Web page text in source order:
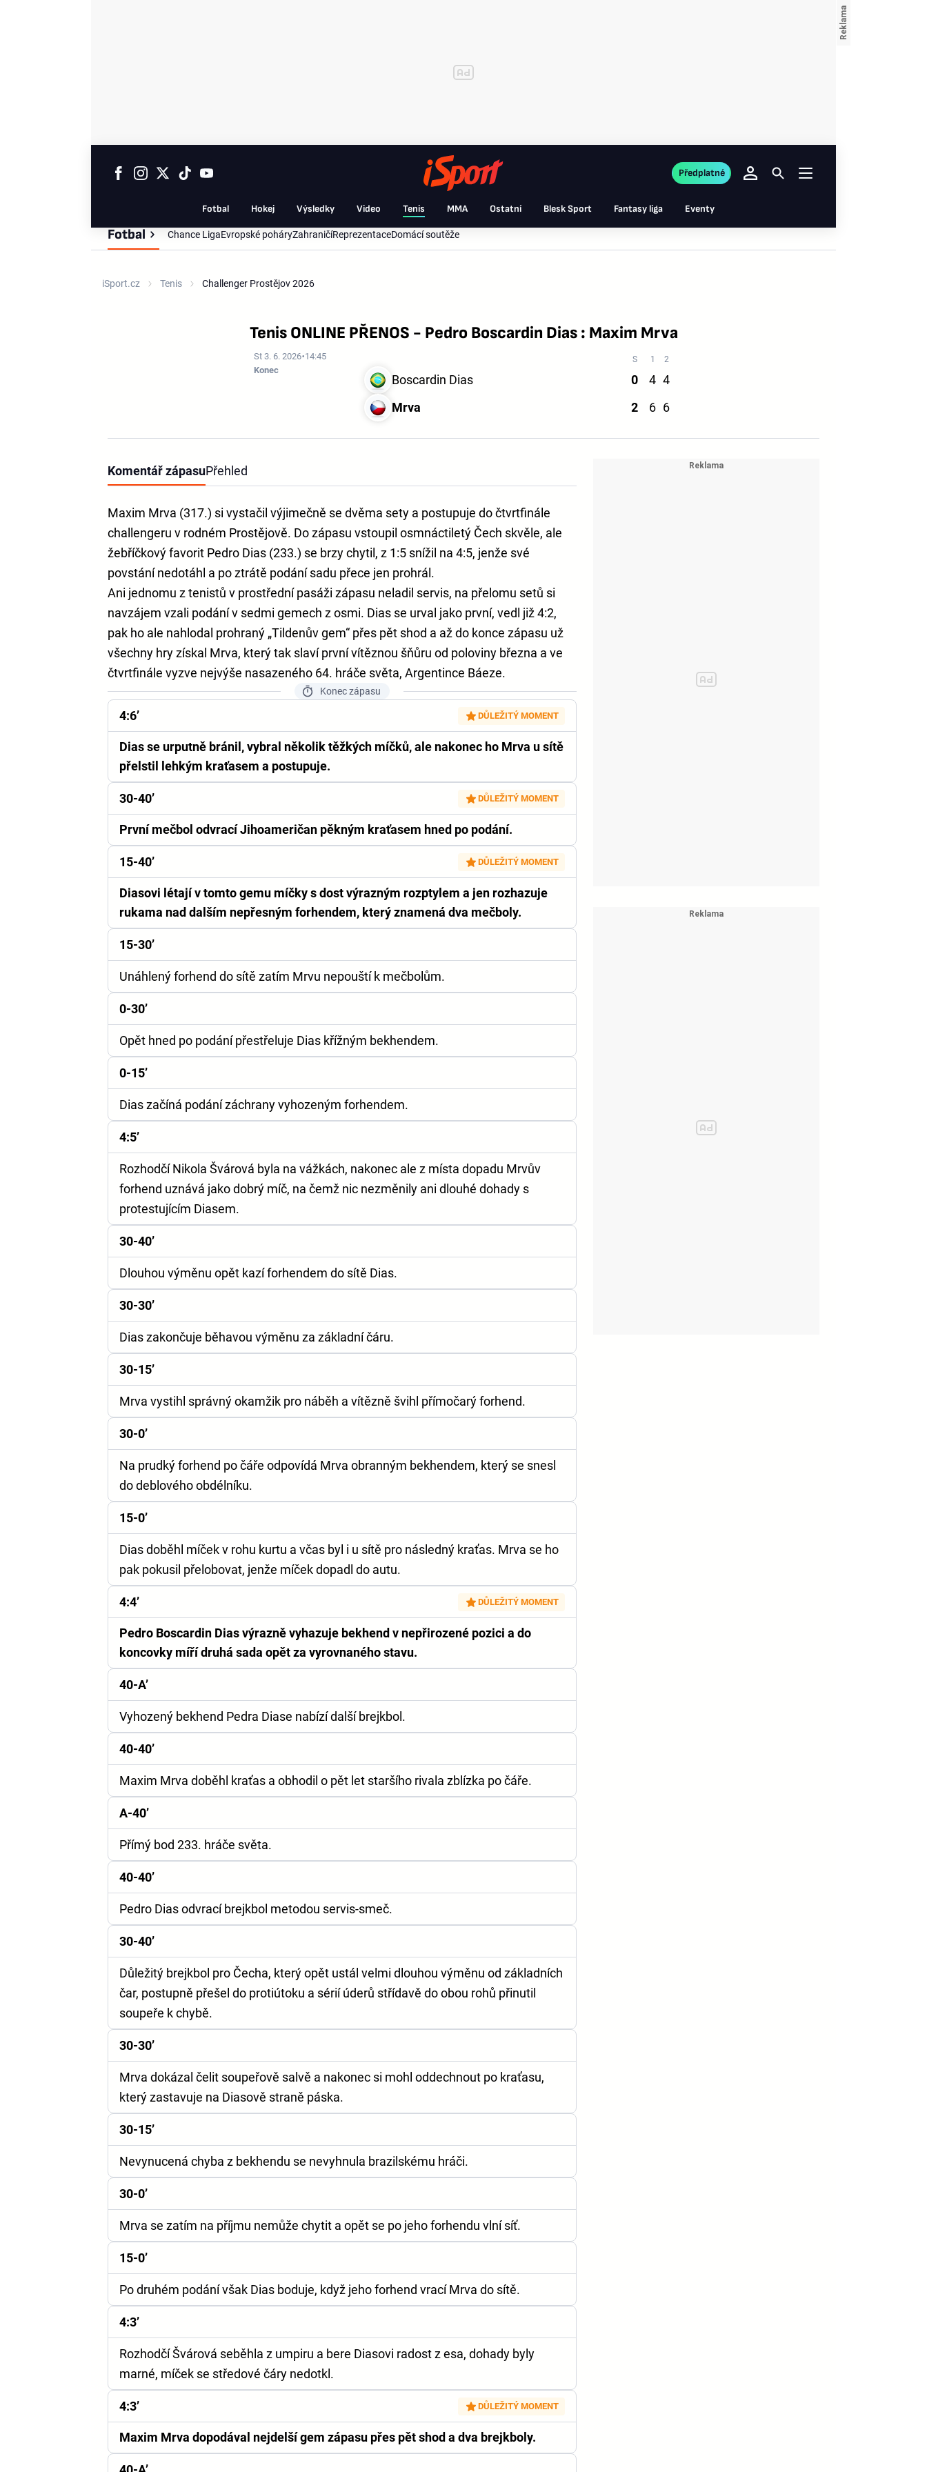
Fotbal Hokej Výsledky Video Tenis MMA Ostatní Blesk Sport Fantasy liga Eventy
Předplatné
Fotbal Chance LigaEvropské poháryZahraničíReprezentaceDomácí soutěže
iSport.cz Tenis Challenger Prostějov 2026
Tenis ONLINE PŘENOS - Pedro Boscardin Dias : Maxim Mrva
St 3. 6. 2026 14:45
Konec
Boscardin Dias 0 4 4
Mrva
2 6 6
Komentář zápasuPřehled
Maxim Mrva (317.) si vystačil výjimečně se dvěma sety a postupuje do čtvrtfinále
challengeru v rodném Prostějově. Do zápasu vstoupil osmnáctiletý Čech skvěle, ale
žebříčkový favorit Pedro Dias (233.) se brzy chytil, z 1:5 snížil na 4:5, jenže své
povstání nedotáhl a po ztrátě podání sadu přece jen prohrál.
Ani jednomu z tenistů v prostřední pasáži zápasu neladil servis, na přelomu setů si
navzájem vzali podání v sedmi gemech z osmi. Dias se urval jako první, vedl již 4:2,
pak ho ale nahlodal prohraný „Tildenův gem“ přes pět shod a až do konce zápasu už
všechny hry získal Mrva, který tak slaví první vítěznou šňůru od poloviny března a ve
čtvrtfinále vyzve nejvýše nasazeného 64. hráče světa, Argentince Báeze.
Konec zápasu
4:6’ DŮLEŽITÝ MOMENT
Dias se urputně bránil, vybral několik těžkých míčků, ale nakonec ho Mrva u sítě
přelstil lehkým kraťasem a postupuje.
30-40’ DŮLEŽITÝ MOMENT
První mečbol odvrací Jihoameričan pěkným kraťasem hned po podání.
15-40’ DŮLEŽITÝ MOMENT
Diasovi létají v tomto gemu míčky s dost výrazným rozptylem a jen rozhazuje
rukama nad dalším nepřesným forhendem, který znamená dva mečboly.
15-30’
Unáhlený forhend do sítě zatím Mrvu nepouští k mečbolům.
0-30’
Opět hned po podání přestřeluje Dias křížným bekhendem.
0-15’
Dias začíná podání záchrany vyhozeným forhendem.
4:5’
Rozhodčí Nikola Švárová byla na vážkách, nakonec ale z místa dopadu Mrvův
forhend uznává jako dobrý míč, na čemž nic nezměnily ani dlouhé dohady s
protestujícím Diasem.
30-40’
Dlouhou výměnu opět kazí forhendem do sítě Dias.
30-30’
Dias zakončuje běhavou výměnu za základní čáru.
30-15’
Mrva vystihl správný okamžik pro náběh a vítězně švihl přímočarý forhend.
30-0’
Na prudký forhend po čáře odpovídá Mrva obranným bekhendem, který se snesl
do deblového obdélníku.
15-0’
Dias doběhl míček v rohu kurtu a včas byl i u sítě pro následný kraťas. Mrva se ho
pak pokusil přelobovat, jenže míček dopadl do autu.
4:4’ DŮLEŽITÝ MOMENT
Pedro Boscardin Dias výrazně vyhazuje bekhend v nepřirozené pozici a do
koncovky míří druhá sada opět za vyrovnaného stavu.
40-A’
Vyhozený bekhend Pedra Diase nabízí další brejkbol.
40-40’
Maxim Mrva doběhl kraťas a obhodil o pět let staršího rivala zblízka po čáře.
A-40’
Přímý bod 233. hráče světa.
40-40’
Pedro Dias odvrací brejkbol metodou servis-smeč.
30-40’
Důležitý brejkbol pro Čecha, který opět ustál velmi dlouhou výměnu od základních
čar, postupně přešel do protiútoku a sérií úderů střídavě do obou rohů přinutil
soupeře k chybě.
30-30’
Mrva dokázal čelit soupeřově salvě a nakonec si mohl oddechnout po kraťasu,
který zastavuje na Diasově straně páska.
30-15’
Nevynucená chyba z bekhendu se nevyhnula brazilskému hráči.
30-0’
Mrva se zatím na příjmu nemůže chytit a opět se po jeho forhendu vlní síť.
15-0’
Po druhém podání však Dias boduje, když jeho forhend vrací Mrva do sítě.
4:3’
Rozhodčí Švárová seběhla z umpiru a bere Diasovi radost z esa, dohady byly
marné, míček se středové čáry nedotkl.
4:3’ DŮLEŽITÝ MOMENT
Maxim Mrva dopodával nejdelší gem zápasu přes pět shod a dva brejkboly.